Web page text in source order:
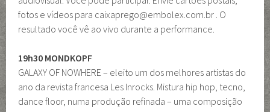
fotos e vídeos para caixaprego@embolex.com.br . O
resultado você vê ao vivo durante a performance.
19h30 MONDKOPF
GALAXY OF NOWHERE – eleito um dos melhores artistas do
ano da revista francesa Les Inrocks. Mistura hip hop, tecno,
dance floor, numa produção refinada – uma composição